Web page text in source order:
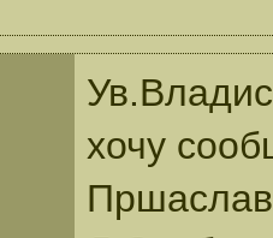
хочу